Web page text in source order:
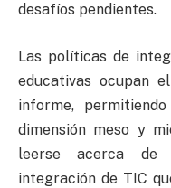
desafíos pendientes.
Las políticas de
educativas ocupan
informe,
dimensión meso y
leerse acerca de
integración de TIC